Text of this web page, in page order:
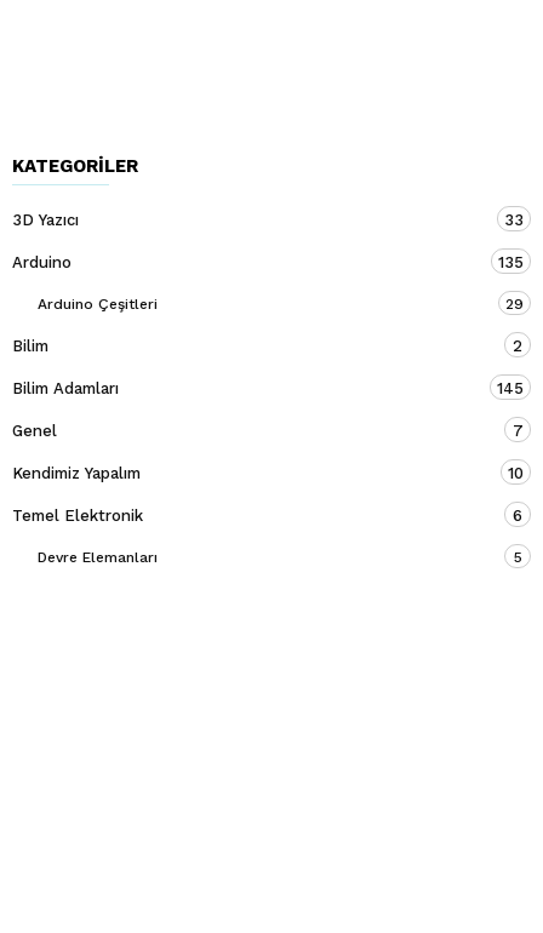
KATEGORILER
3D Yazıcı 33
Arduino 135
Arduino Çeşitleri 29
Bilim 2
Bilim Adamları 145
Genel 7
Kendimiz Yapalım 10
Temel Elektronik 6
Devre Elemanları 5